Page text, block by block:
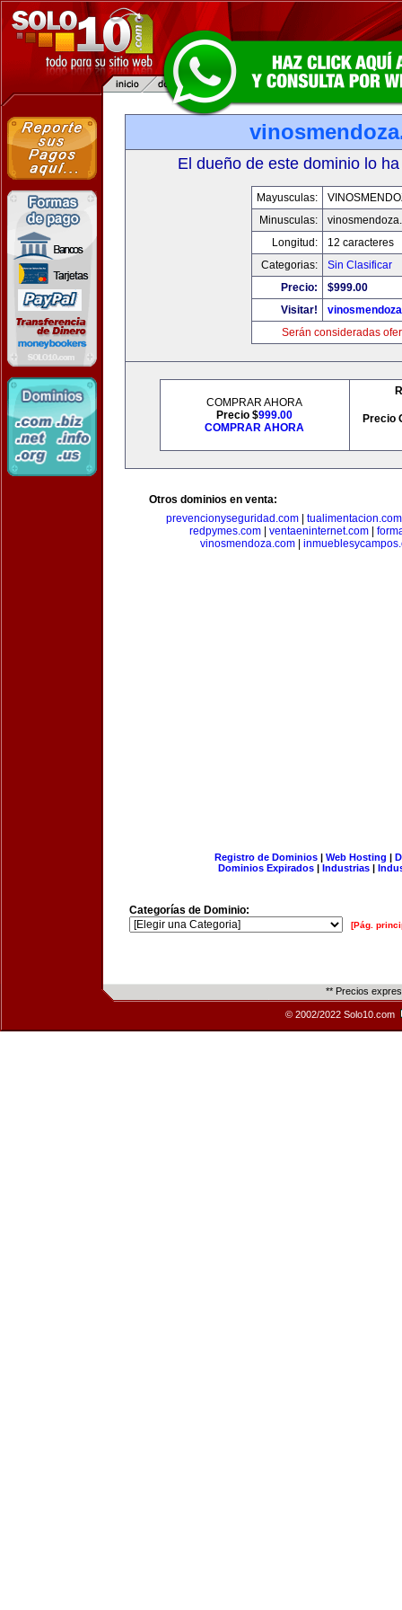
El dueño de este dominio lo
Mayusculas:
Minusculas:
Longitud:
12 caracteres
Categorias:
Sin Clasificar
Precio:
$999.00
Visitar!
Serán consideradas
COMPRAR AHORA
Precio $999.00
COMPRAR AHORA
Precio
Otros dominios en venta:
prevencionyseguridad.com
tualimentacion.com
redpymes.com
ventaeninternet.com
vinosmendoza.com|
Registro de Dominios| Web Hosting |
Dominios Expirados | Industrias |
Categorías de Dominio:
[Pág.
** Precios
© 2002/2022 Solo10.com